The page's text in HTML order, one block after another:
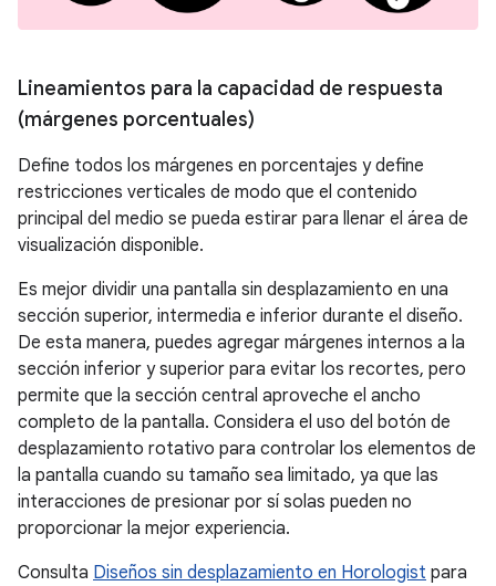
Lineamientos para la capacidad de respuesta
(márgenes porcentuales)
Define todos los márgenes en porcentajes y define
restricciones verticales de modo que el contenido
principal del medio se pueda estirar para llenar el área de
visualización disponible.
Es mejor dividir una pantalla sin desplazamiento en una
sección superior, intermedia e inferior durante el diseño.
De esta manera, puedes agregar márgenes internos a la
sección inferior y superior para evitar los recortes, pero
permite que la sección central aproveche el ancho
completo de la pantalla. Considera el uso del botón de
desplazamiento rotativo para controlar los elementos de
la pantalla cuando su tamaño sea limitado, ya que las
interacciones de presionar por sí solas pueden no
proporcionar la mejor experiencia.
Consulta Diseños sin desplazamiento en Horologist para